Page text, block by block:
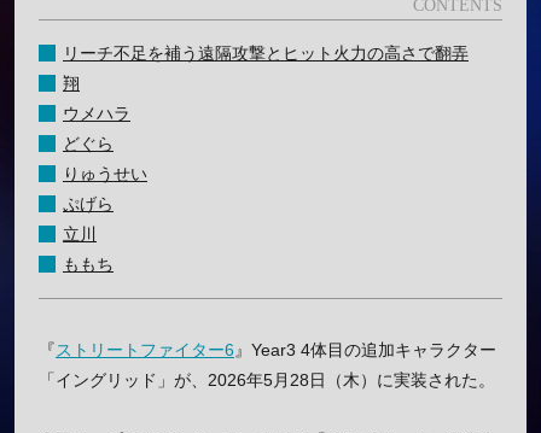
リーチ不足を補う遠隔攻撃とヒット火力の高さで翻弄
翔
ウメハラ
どぐら
りゅうせい
ぷげら
立川
ももち
『ストリートファイター6』Year3 4体目の追加キャラクター
「イングリッド」が、2026年5月28日（木）に実装された。